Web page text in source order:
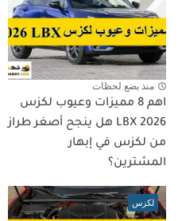
منذ بضع لحظات
اهم 8 مميزات وعيوب لكزس
LBX 2026 هل ينجح أصغر طراز
من لكزس في إبهار
المشترين؟
لكزس